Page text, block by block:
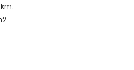
(a menos de 5 kilómetros
Costa Blanca
(a menos de 1000